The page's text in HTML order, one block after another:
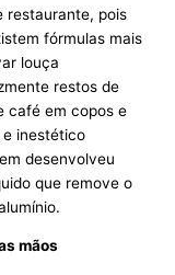
restaurante, pois
fórmulas mais
louça
restos de
café em copos e
e inestético
desenvolveu
que remove o
mãos